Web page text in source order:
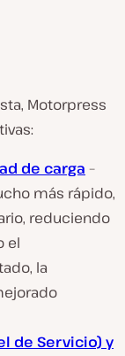
Motorpress
de carga –
más rápido,
reduciendo
el
la
de Servicio) y